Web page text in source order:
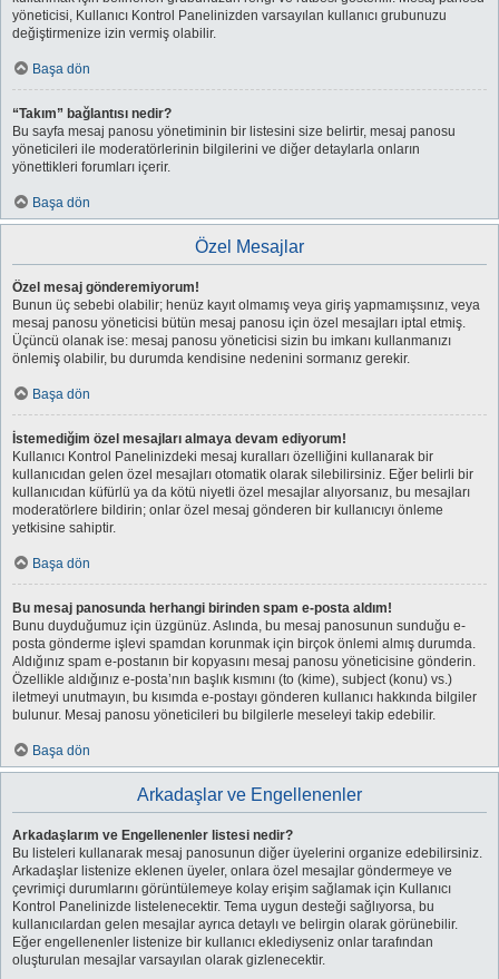
yöneticisi, Kullanıcı Kontrol Panelinizden varsayılan kullanıcı grubunuzu
değiştirmenize izin vermiş olabilir.
Başa dön
“Takım” bağlantısı nedir?
Bu sayfa mesaj panosu yönetiminin bir listesini size belirtir, mesaj panosu
yöneticileri ile moderatörlerinin bilgilerini ve diğer detaylarla onların
yönettikleri forumları içerir.
Başa dön
Özel Mesajlar
Özel mesaj gönderemiyorum!
Bunun üç sebebi olabilir; henüz kayıt olmamış veya giriş yapmamışsınız, veya
mesaj panosu yöneticisi bütün mesaj panosu için özel mesajları iptal etmiş.
Üçüncü olanak ise: mesaj panosu yöneticisi sizin bu imkanı kullanmanızı
önlemiş olabilir, bu durumda kendisine nedenini sormanız gerekir.
Başa dön
İstemediğim özel mesajları almaya devam ediyorum!
Kullanıcı Kontrol Panelinizdeki mesaj kuralları özelliğini kullanarak bir
kullanıcıdan gelen özel mesajları otomatik olarak silebilirsiniz. Eğer belirli bir
kullanıcıdan küfürlü ya da kötü niyetli özel mesajlar alıyorsanız, bu mesajları
moderatörlere bildirin; onlar özel mesaj gönderen bir kullanıcıyı önleme
yetkisine sahiptir.
Başa dön
Bu mesaj panosunda herhangi birinden spam e-posta aldım!
Bunu duyduğumuz için üzgünüz. Aslında, bu mesaj panosunun sunduğu e-
posta gönderme işlevi spamdan korunmak için birçok önlemi almış durumda.
Aldığınız spam e-postanın bir kopyasını mesaj panosu yöneticisine gönderin.
Özellikle aldığınız e-posta’nın başlık kısmını (to (kime), subject (konu) vs.)
iletmeyi unutmayın, bu kısımda e-postayı gönderen kullanıcı hakkında bilgiler
bulunur. Mesaj panosu yöneticileri bu bilgilerle meseleyi takip edebilir.
Başa dön
Arkadaşlar ve Engellenenler
Arkadaşlarım ve Engellenenler listesi nedir?
Bu listeleri kullanarak mesaj panosunun diğer üyelerini organize edebilirsiniz.
Arkadaşlar listenize eklenen üyeler, onlara özel mesajlar göndermeye ve
çevrimiçi durumlarını görüntülemeye kolay erişim sağlamak için Kullanıcı
Kontrol Panelinizde listelenecektir. Tema uygun desteği sağlıyorsa, bu
kullanıcılardan gelen mesajlar ayrıca detaylı ve belirgin olarak görünebilir.
Eğer engellenenler listenize bir kullanıcı eklediyseniz onlar tarafından
oluşturulan mesajlar varsayılan olarak gizlenecektir.